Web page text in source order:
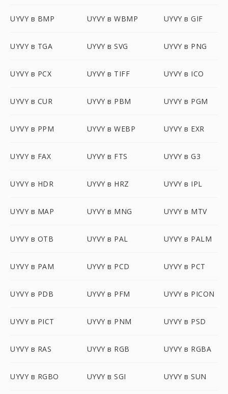
UYVY в BMP UYVY в WBMP UYVY в GIF
UYVY в TGA UYVY в SVG UYVY в PNG
UYVY в PCX UYVY в TIFF UYVY в ICO
UYVY в CUR UYVY в PBM UYVY в PGM
UYVY в PPM UYVY в WEBP UYVY в EXR
UYVY в FAX UYVY в FTS UYVY в G3
UYVY в HDR UYVY в HRZ UYVY в IPL
UYVY в MAP UYVY в MNG UYVY в MTV
UYVY в OTB UYVY в PAL UYVY в PALM
UYVY в PAM UYVY в PCD UYVY в PCT
UYVY в PDB UYVY в PFM UYVY в PICON
UYVY в PICT UYVY в PNM UYVY в PSD
UYVY в RAS UYVY в RGB UYVY в RGBA
UYVY в RGBO UYVY в SGI UYVY в SUN